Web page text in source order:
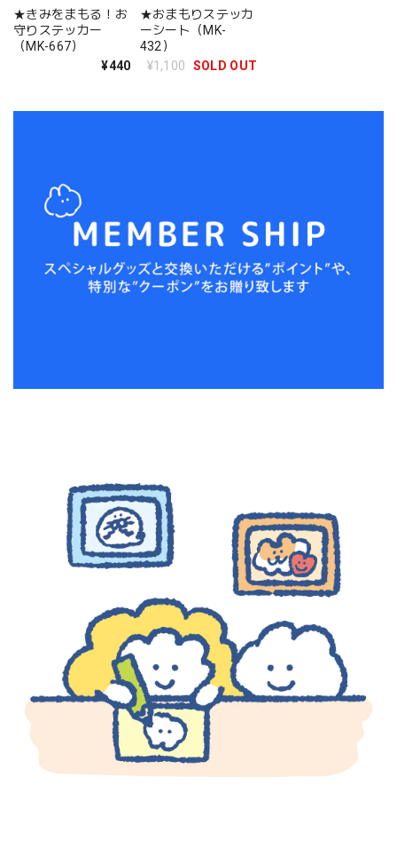
★きみをまもる！お
守りステッカー
（MK-667）
¥440
★おまもりステッカ
ーシート（MK-
432）
¥1,100
SOLD OUT